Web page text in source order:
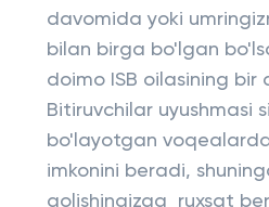
davomida yoki
bilan birga bo'lgan
doimo ISB oilasining bir
Bitiruvchilar uyushmasi
bo'layotgan
imkonini beradi,
qolishingizga ruxsat